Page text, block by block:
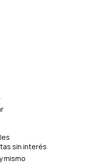
sin interés
mismo